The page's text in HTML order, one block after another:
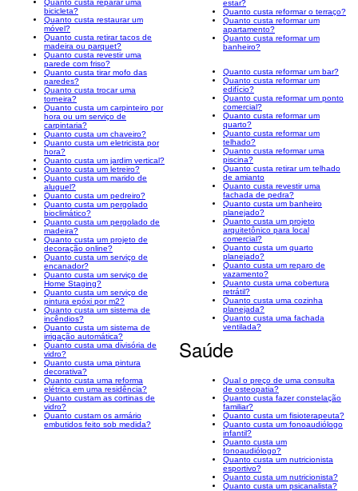
Quanto custa reparar uma
bicicleta?
Quanto custa restaurar um
móvel?
Quanto custa retirar tacos de
madeira ou parquet?
Quanto custa revestir uma
parede com friso?
Quanto custa tirar mofo das
paredes?
Quanto custa trocar uma
torneira?
Quanto custa um carpinteiro por
hora ou um serviço de
carpintaria?
Quanto custa um chaveiro?
Quanto custa um eletricista por
hora?
Quanto custa um jardim vertical?
Quanto custa um letreiro?
Quanto custa um marido de
aluguel?
Quanto custa um pedreiro?
Quanto custa um pergolado
bioclimático?
Quanto custa um pergolado de
madeira?
Quanto custa um projeto de
decoração online?
Quanto custa um serviço de
encanador?
Quanto custa um serviço de
Home Staging?
Quanto custa um serviço de
pintura epóxi por m2?
Quanto custa um sistema de
incêndios?
Quanto custa um sistema de
irrigação automática?
Quanto custa uma divisória de
vidro?
Quanto custa uma pintura
decorativa?
Quanto custa uma reforma
elétrica em uma residência?
Quanto custam as cortinas de
vidro?
Quanto custam os armário
embutidos feito sob medida?
estar?
Quanto custa reformar o terraço?
Quanto custa reformar um
apartamento?
Quanto custa reformar um
banheiro?
Quanto custa reformar um bar?
Quanto custa reformar um
edifício?
Quanto custa reformar um ponto
comercial?
Quanto custa reformar um
quarto?
Quanto custa reformar um
telhado?
Quanto custa reformar uma
piscina?
Quanto custa retirar um telhado
de amianto
Quanto custa revestir uma
fachada de pedra?
Quanto custa um banheiro
planejado?
Quanto custa um projeto
arquitetônico para local
comercial?
Quanto custa um quarto
planejado?
Quanto custa um reparo de
vazamento?
Quanto custa uma cobertura
retrátil?
Quanto custa uma cozinha
planejada?
Quanto custa uma fachada
ventilada?
Saúde
Qual o preço de uma consulta
de osteopatia?
Quanto custa fazer constelação
familiar?
Quanto custa um fisioterapeuta?
Quanto custa um fonoaudiólogo
infantil?
Quanto custa um
fonoaudiólogo?
Quanto custa um nutricionista
esportivo?
Quanto custa um nutricionista?
Quanto custa um psicanalista?